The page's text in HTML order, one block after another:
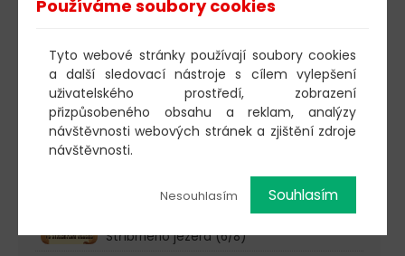
603 805 271
pondělí-čtvrtek: 10:00-16:00
05.08.2026
Stříbrného jezera (6/8)
Používáme soubory cookies
Tyto webové stránky používají soubory cookies
a další sledovací nástroje s cílem vylepšení
uživatelského prostředí, zobrazení
přizpůsobeného obsahu a reklam, analýzy
návštěvnosti webových stránek a zjištění zdroje
návštěvnosti.
Nesouhlasím Souhlasím